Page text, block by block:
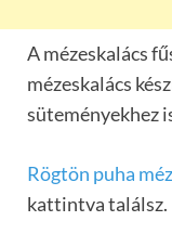
A mézeskalács
mézeskalács
süteményekhez
Rögtön puha
kattintva találsz.